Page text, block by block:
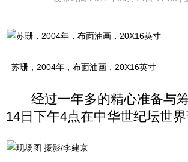
苏珊，2004年，布面油画，20X16英寸
经过一年多的精心准备与筹
14日下午4点在中华世纪坛世